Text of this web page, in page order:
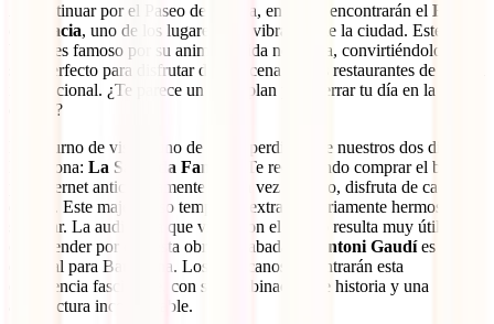
Al continuar por el Paseo de Gracia, en breve encontrarán el Barrio
de Gracia, uno de los lugares más vibrantes de la ciudad. Este
barrio es famoso por su animada vida nocturna, convirtiéndolo en el
sitio perfecto para disfrutar de una cena en sus restaurantes de cocina
internacional. ¿Te parece un buen plan para cerrar tu día en la
ciudad?
Es el turno de visitar uno de los imperdibles de nuestros dos días por
Barcelona: La Sagrada Familia
. Te recomiendo comprar el boleto
por internet anticipadamente y, una vez adentro, disfruta de cada
detalle. Este majestuoso templo es extraordinariamente hermoso y
singular. La audioguía que viene con el boleto resulta muy útil para
comprender por qué esta obra inacabada de
Antoni Gaudíes tan
especial para Barcelona. Los mexicanos encontrarán esta
experiencia fascinante, con su combinación de historia y una
arquitectura incomparable.